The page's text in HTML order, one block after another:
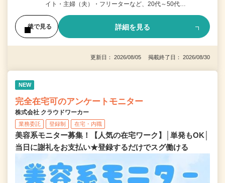
イト・主婦（夫）・フリーターなど、20代～50代…
後で見る 詳細を見る
更新日： 2026/08/05 掲載終了日： 2026/08/30
NEW
完全在宅可のアンケートモニター
株式会社 クラウドワーカー
業務委託 登録制 在宅・内職
美容系モニター募集！【人気の在宅ワーク】│単発もOK│
当日に謝礼をお支払い★登録するだけでスグ働ける